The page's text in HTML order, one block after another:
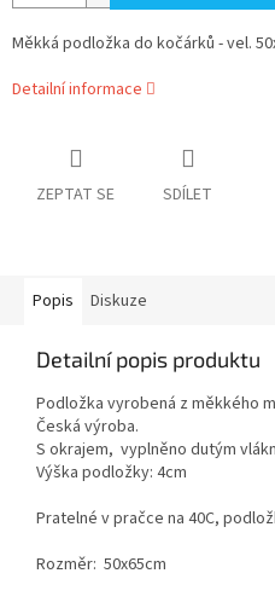
Měkká podložka do kočárků - vel.
Detailní informace
ZEPTAT SE SDÍLET
Popis Diskuze
Detailní popis produktu
Podložka vyrobená z měkkého
Česká výroba.
S okrajem, vyplněno dutým
Výška podložky: 4cm
Pratelné v pračce na 40C,
Rozměr: 50x65cm